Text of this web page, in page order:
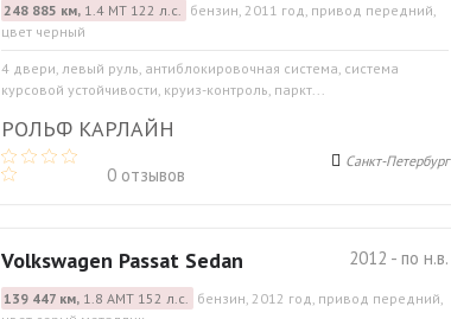
248 885 км,1.4 МТ 122 л.с. бензин, 2011 год, привод передний,
цвет черный
4 двери, левый руль, антиблокировочная система, система
курсовой устойчивости, круиз-контроль, паркт...
РОЛЬФ КАРЛАЙН
0 отзывов
Санкт-Петербург
2012 - по н.в.
Volkswagen Passat Sedan
139 447 км,1.8 АМТ 152 л.с. бензин, 2012 год, привод передний,